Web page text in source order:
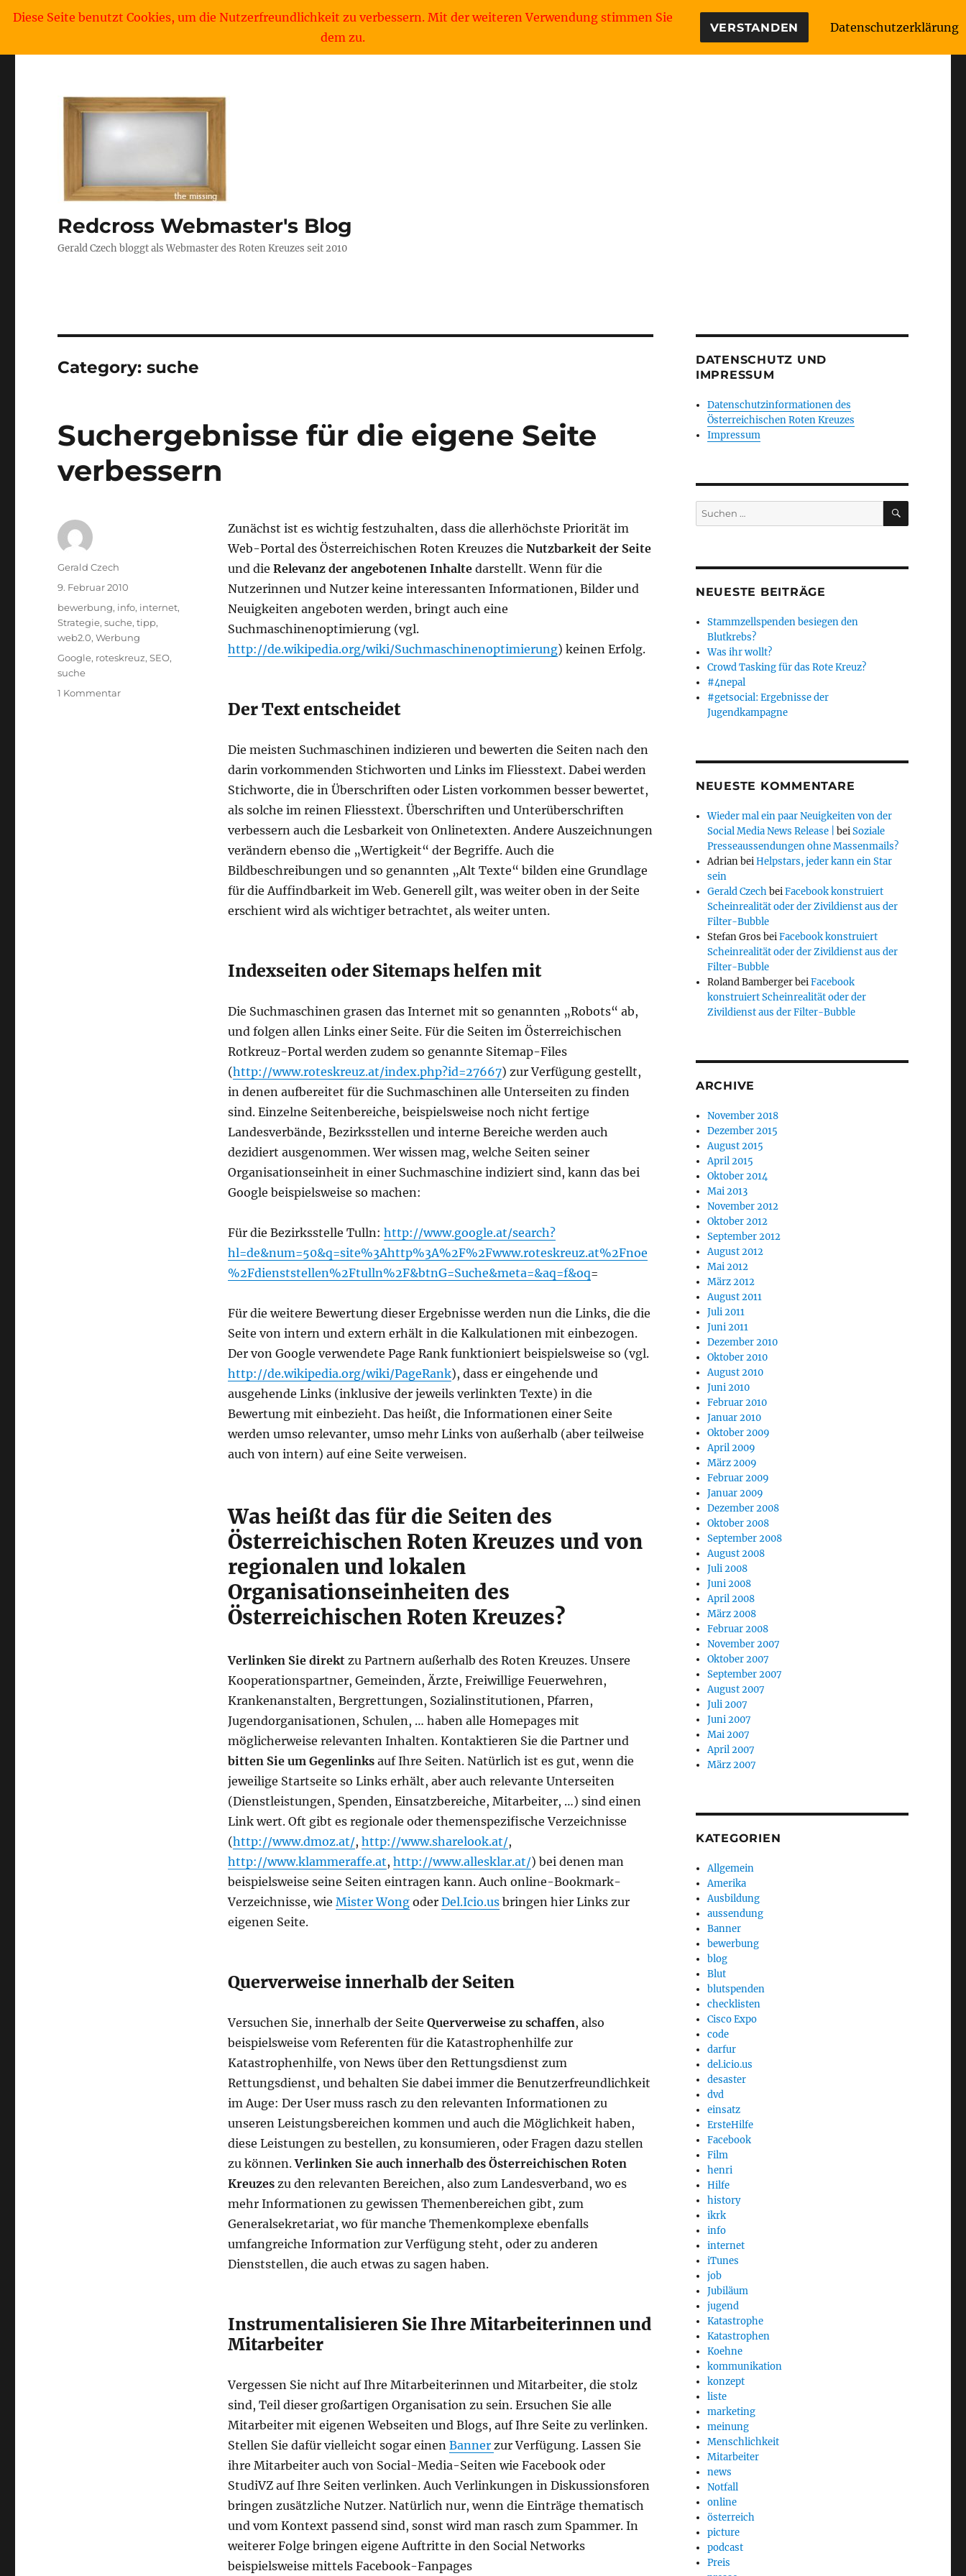
Redcross Webmaster's Blog
Gerald Czech bloggt als Webmaster des Roten Kreuzes seit 2010
Category:suche
Suchergebnisse für die eigene Seite
verbessern
Zunächst ist es wichtig festzuhalten, dass die allerhöchste Priorität im
Web-Portal des Österreichischen Roten Kreuzes die Nutzbarkeit der Seite
und die Relevanz der angebotenen Inhaltedarstellt. Wenn für die
Nutzerinnen und Nutzer keine interessanten Informationen, Bilder und
Neuigkeiten angeboten werden, bringt auch eine
Suchmaschinenoptimierung (vgl.
http://de.wikipedia.org/wiki/Suchmaschinenoptimierung) keinen Erfolg.
Der Text entscheidet
Die meisten Suchmaschinen indizieren und bewerten die Seiten nach den
darin vorkommenden Stichworten und Links im Fliesstext. Dabei werden
Stichworte, die in Überschriften oder Listen vorkommen besser bewertet,
als solche im reinen Fliesstext. Überschriften und Unterüberschriften
verbessern auch die Lesbarkeit von Onlinetexten. Andere Auszeichnungen
verändern ebenso die „Wertigkeit“ der Begriffe. Auch die
Bildbeschreibungen und so genannten „Alt Texte“ bilden eine Grundlage
für die Auffindbarkeit im Web. Generell gilt, was weiter oben in der Seite
erschient wird als wichtiger betrachtet, als weiter unten.
Indexseiten oder Sitemaps helfen mit
Die Suchmaschinen grasen das Internet mit so genannten „Robots“ ab,
und folgen allen Links einer Seite. Für die Seiten im Österreichischen
Rotkreuz-Portal werden zudem so genannte Sitemap-Files
(http://www.roteskreuz.at/index.php?id=27667) zur Verfügung gestellt,
in denen aufbereitet für die Suchmaschinen alle Unterseiten zu finden
sind. Einzelne Seitenbereiche, beispielsweise noch nicht fertige
Landesverbände, Bezirksstellen und interne Bereiche werden auch
dezidiert ausgenommen. Wer wissen mag, welche Seiten seiner
Organisationseinheit in einer Suchmaschine indiziert sind, kann das bei
Google beispielsweise so machen:
Für die Bezirksstelle Tulln: http://www.google.at/search?
hl=de&num=50&q=site%3Ahttp%3A%2F%2Fwww.roteskreuz.at%2Fnoe
%2Fdienststellen%2Ftulln%2F&btnG=Suche&meta=&aq=f&oq=
Für die weitere Bewertung dieser Ergebnisse werden nun die Links, die die
Seite von intern und extern erhält in die Kalkulationen mit einbezogen.
Der von Google verwendete Page Rank funktioniert beispielsweise so (vgl.
http://de.wikipedia.org/wiki/PageRank), dass er eingehende und
ausgehende Links (inklusive der jeweils verlinkten Texte) in die
Bewertung mit einbezieht. Das heißt, die Informationen einer Seite
werden umso relevanter, umso mehr Links von außerhalb (aber teilweise
auch von intern) auf eine Seite verweisen.
Was heißt das für die Seiten des
Österreichischen Roten Kreuzes und von
regionalen und lokalen
Organisationseinheiten des
Österreichischen Roten Kreuzes?
Verlinken Sie direktzu Partnern außerhalb des Roten Kreuzes. Unsere
Kooperationspartner, Gemeinden, Ärzte, Freiwillige Feuerwehren,
Krankenanstalten, Bergrettungen, Sozialinstitutionen, Pfarren,
Jugendorganisationen, Schulen, … haben alle Homepages mit
möglicherweise relevanten Inhalten. Kontaktieren Sie die Partner und
bitten Sie um Gegenlinksauf Ihre Seiten. Natürlich ist es gut, wenn die
jeweilige Startseite so Links erhält, aber auch relevante Unterseiten
(Dienstleistungen, Spenden, Einsatzbereiche, Mitarbeiter, …) sind einen
Link wert. Oft gibt es regionale oder themenspezifische Verzeichnisse
(http://www.dmoz.at/, http://www.sharelook.at/,
http://www.klammeraffe.at, http://www.allesklar.at/) bei denen man
beispielsweise seine Seiten eintragen kann. Auch online-Bookmark-
Verzeichnisse, wie Mister Wongoder Del.Icio.usbringen hier Links zur
eigenen Seite.
Querverweise innerhalb der Seiten
Versuchen Sie, innerhalb der Seite Querverweise zu schaffen, also
beispielsweise vom Referenten für die Katastrophenhilfe zur
Katastrophenhilfe, von News über den Rettungsdienst zum
Rettungsdienst, und behalten Sie dabei immer die Benutzerfreundlichkeit
im Auge: Der User muss rasch zu den relevanten Informationen zu
unseren Leistungsbereichen kommen und auch die Möglichkeit haben,
diese Leistungen zu bestellen, zu konsumieren, oder Fragen dazu stellen
zu können.Verlinken Sie auch innerhalb des Österreichischen Roten
Kreuzeszu den relevanten Bereichen, also zum Landesverband, wo es
mehr Informationen zu gewissen Themenbereichen gibt, zum
Generalsekretariat, wo für manche Themenkomplexe ebenfalls
umfangreiche Information zur Verfügung steht, oder zu anderen
Dienststellen, die auch etwas zu sagen haben.
Instrumentalisieren Sie Ihre Mitarbeiterinnen und
Mitarbeiter
Vergessen Sie nicht auf Ihre Mitarbeiterinnen und Mitarbeiter, die stolz
sind, Teil dieser großartigen Organisation zu sein. Ersuchen Sie alle
Mitarbeiter mit eigenen Webseiten und Blogs, auf Ihre Seite zu verlinken.
Stellen Sie dafür vielleicht sogar einen Banner zur Verfügung. Lassen Sie
ihre Mitarbeiter auch von Social-Media-Seiten wie Facebook oder
StudiVZ auf Ihre Seiten verlinken. Auch Verlinkungen in Diskussionsforen
bringen zusätzliche Nutzer. Natürlich nur, wenn die Einträge thematisch
und vom Kontext passend sind, sonst wird man rasch zum Spammer. In
weiterer Folge bringen eigene Auftritte in den Social Networks
beispielsweise mittels Facebook-Fanpages
Autor
Gerald Czech
Veröffentlicht
am
9. Februar 2010
Kategorien
bewerbung, info, internet,
Strategie,suche,tipp,
web2.0,Werbung
Schlagwörter
Google, roteskreuz,SEO,
suche
1 Kommentarzu
DATENSCHUTZ UND
IMPRESSUM
Datenschutzinformationen des
Österreichischen Roten Kreuzes
Impressum
Suchen
nach:
SUCHEN
NEUESTE BEITRÄGE
Stammzellspenden besiegen den
Blutkrebs?
Was ihr wollt?
Crowd Tasking für das Rote Kreuz?
#4nepal
#getsocial: Ergebnisse der
Jugendkampagne
NEUESTE KOMMENTARE
Wieder mal ein paar Neuigkeiten von der
Social Media News Release |
beiSoziale
Presseaussendungen ohne Massenmails?
AdrianbeiHelpstars, jeder kann ein Star
sein
Gerald CzechbeiFacebook konstruiert
Scheinrealität oder der Zivildienst aus der
Filter-Bubble
Stefan Gros beiFacebook konstruiert
Scheinrealität oder der Zivildienst aus der
Filter-Bubble
Roland BambergerbeiFacebook
konstruiert Scheinrealität oder der
Zivildienst aus der Filter-Bubble
ARCHIVE
November 2018
Dezember 2015
August 2015
April 2015
Oktober 2014
Mai 2013
November 2012
Oktober 2012
September 2012
August 2012
Mai 2012
März 2012
August 2011
Juli 2011
Juni 2011
Dezember 2010
Oktober 2010
August 2010
Juni 2010
Februar 2010
Januar 2010
Oktober 2009
April 2009
März 2009
Februar 2009
Januar 2009
Dezember 2008
Oktober 2008
September 2008
August 2008
Juli 2008
Juni 2008
April 2008
März 2008
Februar 2008
November 2007
Oktober 2007
September 2007
August 2007
Juli 2007
Juni 2007
Mai 2007
April 2007
März 2007
KATEGORIEN
Allgemein
Amerika
Ausbildung
aussendung
Banner
bewerbung
blog
Blut
blutspenden
checklisten
Cisco Expo
code
darfur
del.icio.us
desaster
dvd
einsatz
ErsteHilfe
Facebook
Film
henri
Hilfe
history
ikrk
info
internet
iTunes
job
Jubiläum
jugend
Katastrophe
Katastrophen
Koehne
kommunikation
konzept
liste
marketing
meinung
Menschlichkeit
Mitarbeiter
news
Notfall
online
österreich
picture
podcast
Preis
Diese Seite benutzt Cookies, um die Nutzerfreundlichkeit zu verbessern. Mit der weiteren Verwendung stimmen Sie
dem zu.
VERSTANDEN Datenschutzerklärung